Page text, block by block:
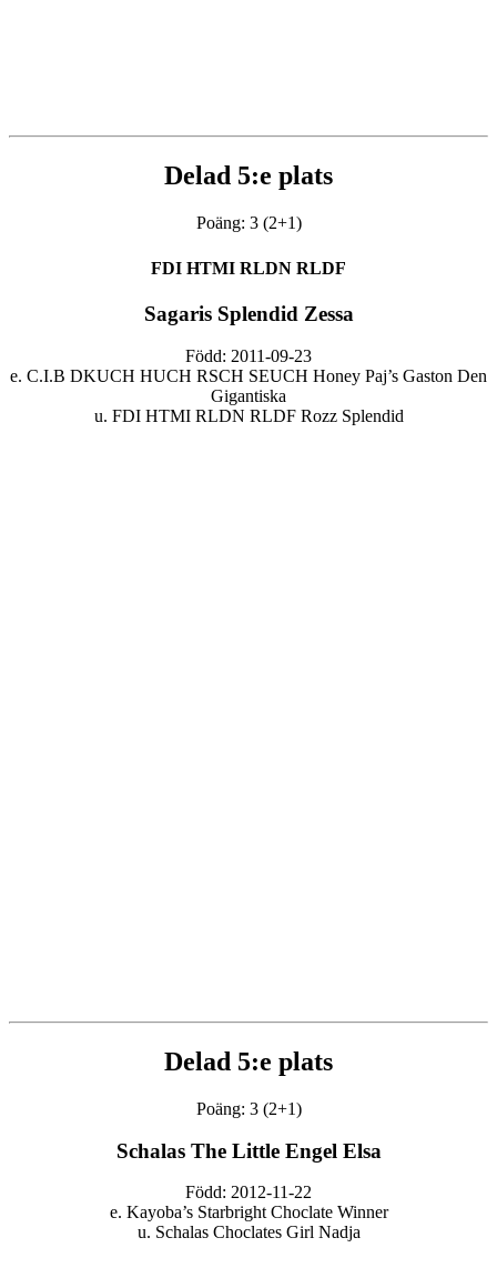
Delad 5:e plats
Poäng: 3 (2+1)
FDI HTMI RLDN RLDF
Sagaris Splendid Zessa
Född: 2011-09-23
e. C.I.B DKUCH HUCH RSCH SEUCH Honey Paj’s Gaston Den
Gigantiska
u. FDI HTMI RLDN RLDF Rozz Splendid
Delad 5:e plats
Poäng: 3 (2+1)
Schalas The Little Engel Elsa
Född: 2012-11-22
e. Kayoba’s Starbright Choclate Winner
u. Schalas Choclates Girl Nadja